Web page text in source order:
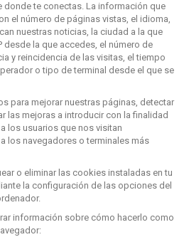
te conectas. La información que
el número de páginas vistas, el idioma,
nuestras noticias, la ciudad a la que
desde la que accedes, el número de
y reincidencia de las visitas, el tiempo
o tipo de terminal desde el que se
para mejorar nuestras páginas, detectar
las mejoras a introducir con la finalidad
los usuarios que nos visitan
los navegadores o terminales más
o eliminar las cookies instaladas en tu
la configuración de las opciones del
información sobre cómo hacerlo como